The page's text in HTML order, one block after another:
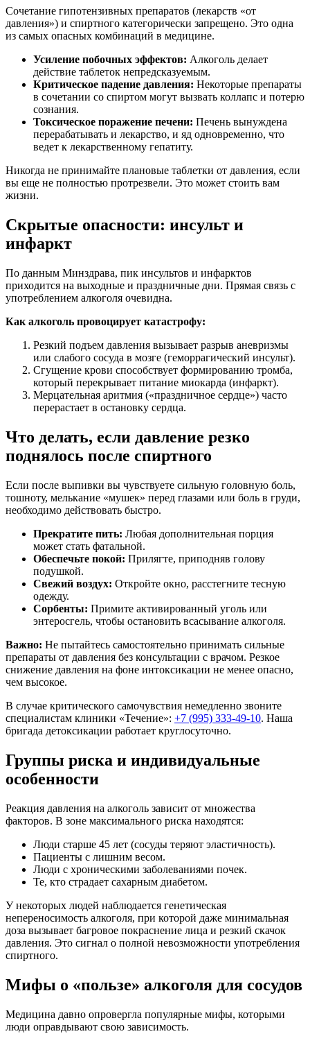
Сочетание гипотензивных препаратов (лекарств «от
давления») и спиртного категорически запрещено. Это одна
из самых опасных комбинаций в медицине.
Усиление побочных эффектов: Алкоголь делает
действие таблеток непредсказуемым.
Критическое падение давления: Некоторые препараты
в сочетании со спиртом могут вызвать коллапс и потерю
сознания.
Токсическое поражение печени: Печень вынуждена
перерабатывать и лекарство, и яд одновременно, что
ведет к лекарственному гепатиту.
Никогда не принимайте плановые таблетки от давления, если
вы еще не полностью протрезвели. Это может стоить вам
жизни.
Скрытые опасности: инсульт и
инфаркт
По данным Минздрава, пик инсультов и инфарктов
приходится на выходные и праздничные дни. Прямая связь с
употреблением алкоголя очевидна.
Как алкоголь провоцирует катастрофу:
Резкий подъем давления вызывает разрыв аневризмы
или слабого сосуда в мозге (геморрагический инсульт).
Сгущение крови способствует формированию тромба,
который перекрывает питание миокарда (инфаркт).
Мерцательная аритмия («праздничное сердце») часто
перерастает в остановку сердца.
Что делать, если давление резко
поднялось после спиртного
Если после выпивки вы чувствуете сильную головную боль,
тошноту, мелькание «мушек» перед глазами или боль в груди,
необходимо действовать быстро.
Прекратите пить: Любая дополнительная порция
может стать фатальной.
Обеспечьте покой: Прилягте, приподняв голову
подушкой.
Свежий воздух: Откройте окно, расстегните тесную
одежду.
Сорбенты: Примите активированный уголь или
энтеросгель, чтобы остановить всасывание алкоголя.
Важно: Не пытайтесь самостоятельно принимать сильные
препараты от давления без консультации с врачом. Резкое
снижение давления на фоне интоксикации не менее опасно,
чем высокое.
В случае критического самочувствия немедленно звоните
специалистам клиники «Течение»: +7 (995) 333-49-10. Наша
бригада детоксикации работает круглосуточно.
Группы риска и индивидуальные
особенности
Реакция давления на алкоголь зависит от множества
факторов. В зоне максимального риска находятся:
Люди старше 45 лет (сосуды теряют эластичность).
Пациенты с лишним весом.
Люди с хроническими заболеваниями почек.
Те, кто страдает сахарным диабетом.
У некоторых людей наблюдается генетическая
непереносимость алкоголя, при которой даже минимальная
доза вызывает багровое покраснение лица и резкий скачок
давления. Это сигнал о полной невозможности употребления
спиртного.
Мифы о «пользе» алкоголя для сосудов
Медицина давно опровергла популярные мифы, которыми
люди оправдывают свою зависимость.